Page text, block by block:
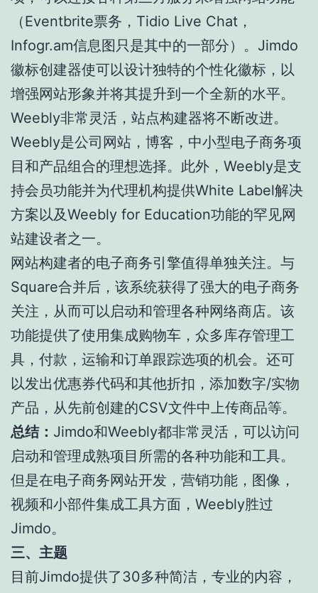
（Eventbrite票务，Tidio Live Chat，
Infogr.am信息图只是其中的一部分）。Jimdo
徽标创建器使可以设计独特的个性化徽标，以
增强网站形象并将其提升到一个全新的水平。
Weebly非常灵活，站点构建器将不断改进。
Weebly是公司网站，博客，中小型电子商务项
目和产品组合的理想选择。此外，Weebly是支
持会员功能并为代理机构提供White Label解决
方案以及Weebly for Education功能的罕见网
站建设者之一。
网站构建者的电子商务引擎值得单独关注。与
Square合并后，该系统获得了强大的电子商务
关注，从而可以启动和管理各种网络商店。该
功能提供了使用集成购物车，众多库存管理工
具，付款，运输和订单跟踪选项的机会。还可
以发出优惠券代码和其他折扣，添加数字/实物
产品，从先前创建的CSV文件中上传商品等。
总结： Jimdo和Weebly都非常灵活，可以访问
启动和管理成熟项目所需的各种功能和工具。
但是在电子商务网站开发，营销功能，图像，
视频和小部件集成工具方面，Weebly胜过
Jimdo。
三、主题
目前Jimdo提供了30多种简洁，专业的内容，